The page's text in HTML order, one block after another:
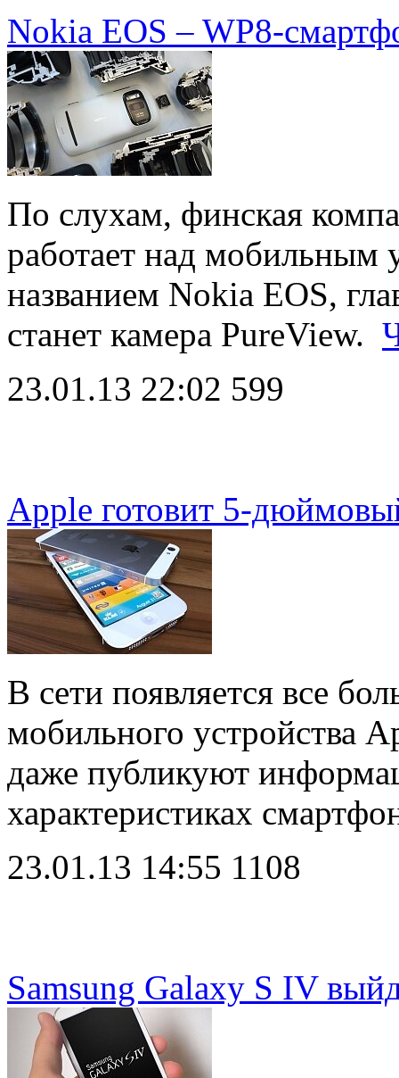
Nokia EOS – WP8-
По слухам, финская
работает над мобильным
названием Nokia EOS,
станет камера PureView.
23.01.13 22:02 599
Apple готовит 5-
В сети появляется все
мобильного устройства
даже публикуют
характеристиках
23.01.13 14:55 1108
Samsung Galaxy S IV